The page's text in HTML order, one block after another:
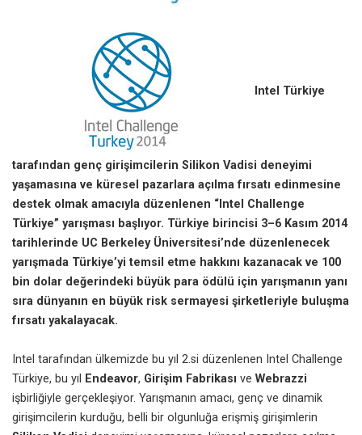
Intel Türkiye
tarafından genç girişimcilerin Silikon Vadisi deneyimi
yaşamasına ve küresel pazarlara açılma fırsatı edinmesine
destek olmak amacıyla düzenlenen “Intel Challenge
Türkiye” yarışması başlıyor. Türkiye birincisi 3–6 Kasım 2014
tarihlerinde UC Berkeley Üniversitesi’nde düzenlenecek
yarışmada Türkiye’yi temsil etme hakkını kazanacak ve 100
bin dolar değerindeki büyük para ödülü için yarışmanın yanı
sıra dünyanın en büyük risk sermayesi şirketleriyle buluşma
fırsatı yakalayacak.
Intel tarafından ülkemizde bu yıl 2.si düzenlenen Intel Challenge
Türkiye, bu yıl
Endeavor, Girişim Fabrikası ve Webrazzi
işbirliğiyle gerçekleşiyor. Yarışmanın amacı, genç ve dinamik
girişimcilerin kurduğu, belli bir olgunluğa erişmiş girişimlerin